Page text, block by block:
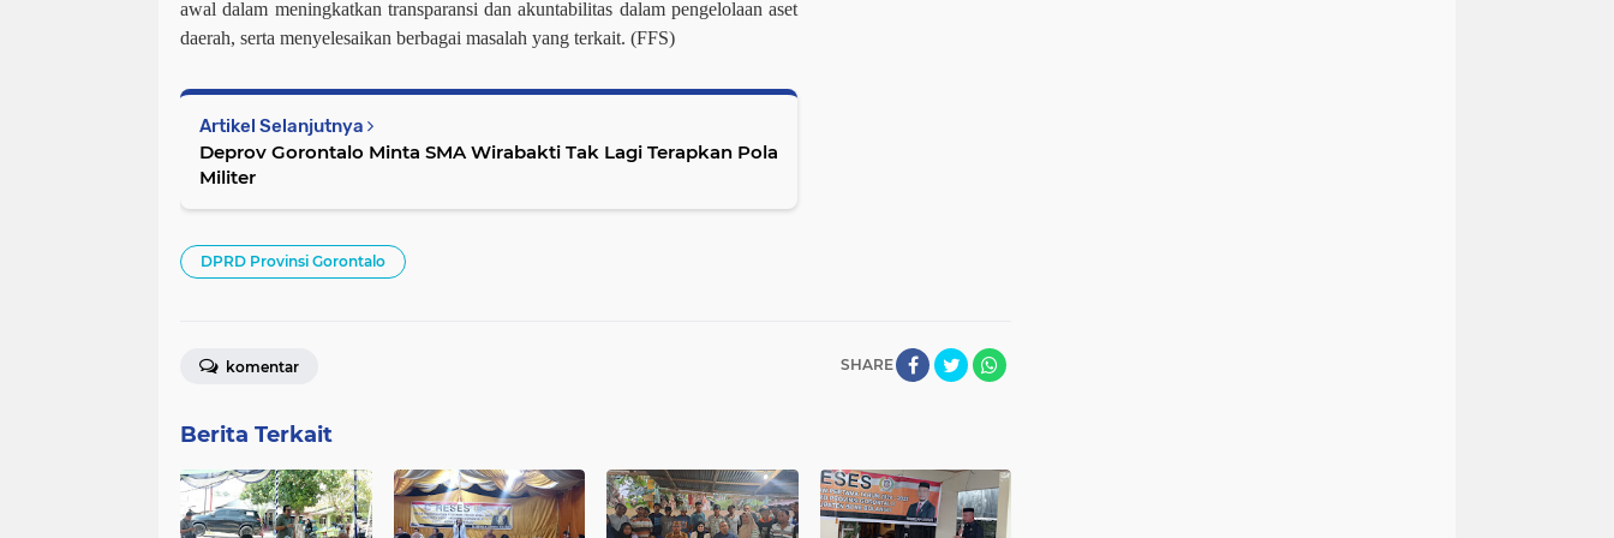
awal dalam meningkatkan transparansi dan akuntabilitas dalam pengelolaan aset
daerah, serta menyelesaikan berbagai masalah yang terkait. (FFS)
Artikel Selanjutnya
Deprov Gorontalo Minta SMA Wirabakti Tak Lagi Terapkan Pola
Militer
DPRD Provinsi Gorontalo
SHARE
komentar
Berita Terkait